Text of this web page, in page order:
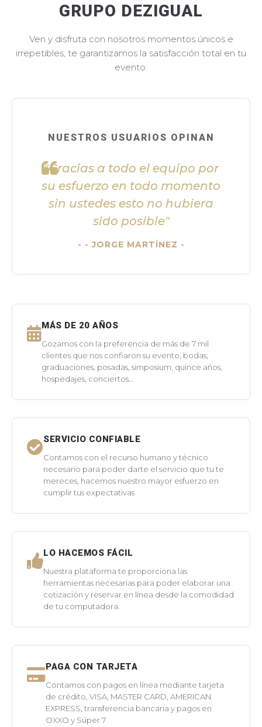
GRUPO DEZIGUAL
Ven y disfruta con nosotros momentos únicos e
irrepetibles, te garantizamos la satisfacción total en tu
evento.
NUESTROS USUARIOS OPINAN
"Gracias a todo el equipo por
su esfuerzo en todo momento
sin ustedes esto no hubiera
sido posible"
- JORGE MARTÍNEZ -
MÁS DE 20 AÑOS
Gozamos con la preferencia de más de 7 mil
clientes que nos confiaron su evento, bodas,
graduaciones, posadas, simposium, quince años,
hospedajes, conciertos...
SERVICIO CONFIABLE
Contamos con el recurso humano y técnico
necesario para poder darte el servicio que tu te
mereces, hacemos nuestro mayor esfuerzo en
cumplir tus expectativas
LO HACEMOS FÁCIL
Nuestra plataforma te proporciona las
herramientas necesarias para poder elaborar una
cotización y reservar en línea desde la comodidad
de tu computadora.
PAGA CON TARJETA
Contamos con pagos en línea mediante tarjeta
de crédito, VISA, MASTER CARD, AMERICAN
EXPRESS, transferencia bancaria y pagos en
OXXO y Súper 7